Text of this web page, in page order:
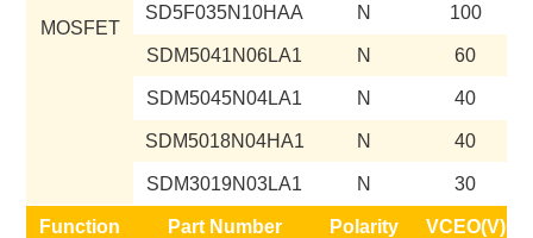
MOSFET
SD5F035N10HAA N 100
SDM5041N06LA1 N 60
SDM5045N04LA1 N 40
SDM5018N04HA1 N 40
SDM3019N03LA1 N 30
Function Part Number Polarity VCEO(V)